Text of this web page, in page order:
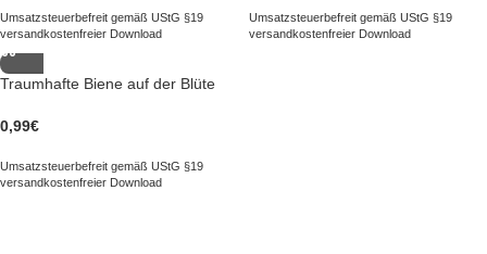
Umsatzsteuerbefreit gemäß UStG §19
versandkostenfreier Download
Umsatzsteuerbefreit gemäß UStG §19
versandkostenfreier Download
Traumhafte Biene auf der Blüte
0,99€
Umsatzsteuerbefreit gemäß UStG §19
versandkostenfreier Download